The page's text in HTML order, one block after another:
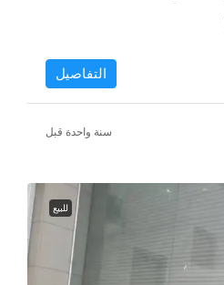
التفاصيل
‏سنة واحدة قبل
للبيع